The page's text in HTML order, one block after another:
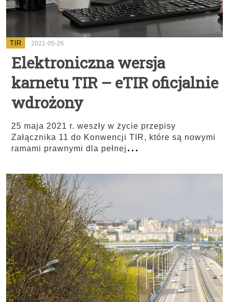
TIR 2021-05-26
Elektroniczna wersja
karnetu TIR – eTIR oficjalnie
wdrożony
25 maja 2021 r. weszły w życie przepisy
Załącznika 11 do Konwencji TIR, które są nowymi
ramami prawnymi dla pełnej ...